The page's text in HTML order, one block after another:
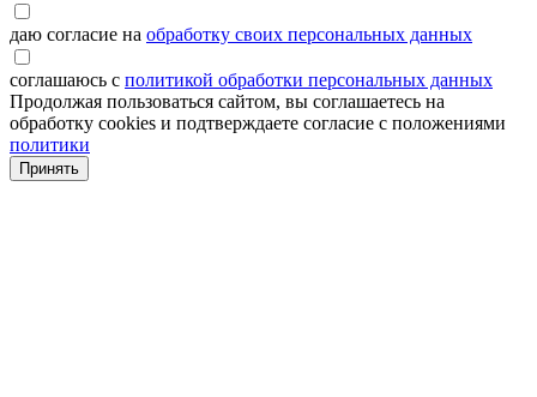
даю согласие на обработку своих персональных данных
соглашаюсь с политикой обработки персональных данных
Продолжая пользоваться сайтом, вы соглашаетесь на
обработку cookies и подтверждаете согласие с положениями
политики
Принять